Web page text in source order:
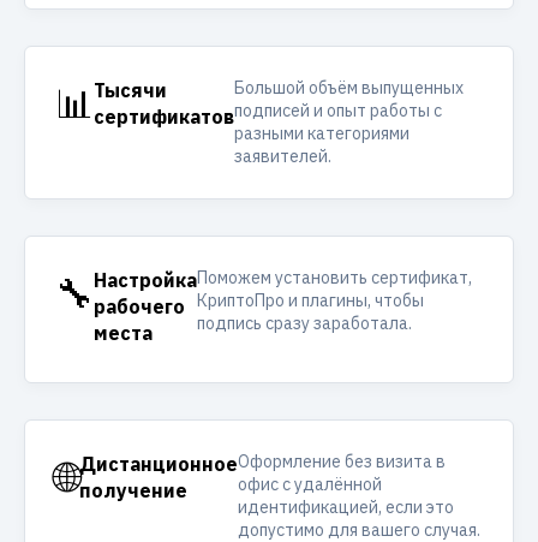
📊 Тысячи
сертификатов
Большой объём выпущенных
подписей и опыт работы с
разными категориями
заявителей.
🔧 Настройка
рабочего
места
Поможем установить сертификат,
КриптоПро и плагины, чтобы
подпись сразу заработала.
🌐Дистанционное
получение
Оформление без визита в
офис с удалённой
идентификацией, если это
допустимо для вашего случая.